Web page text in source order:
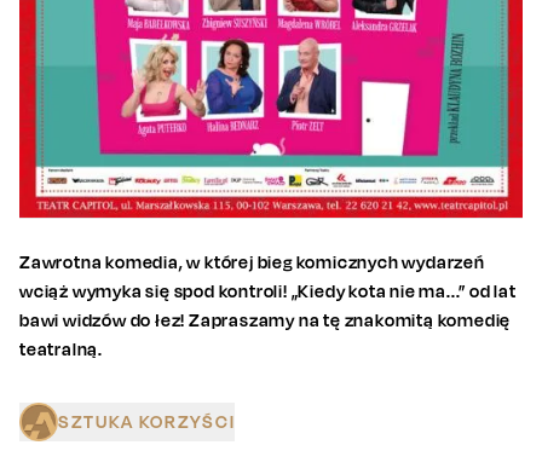
Zawrotna komedia, w której bieg komicznych wydarzeń
wciąż wymyka się spod kontroli! „Kiedy kota nie ma...” od lat
bawi widzów do łez! Zapraszamy na tę znakomitą komedię
teatralną.
SZTUKA KORZYŚCI